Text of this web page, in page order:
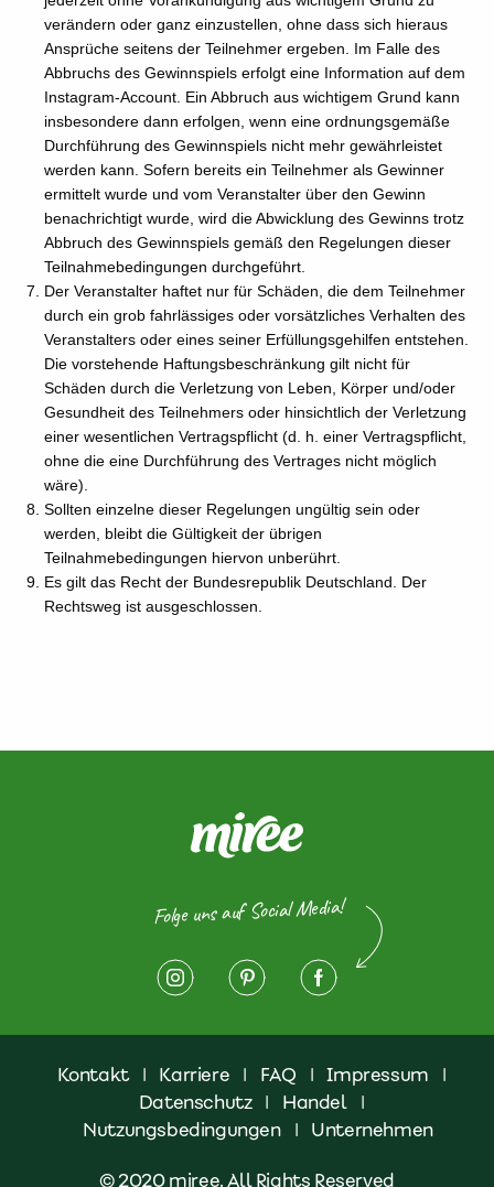
verändern oder ganz einzustellen, ohne dass sich hieraus
Ansprüche seitens der Teilnehmer ergeben. Im Falle des
Abbruchs des Gewinnspiels erfolgt eine Information auf dem
Instagram-Account. Ein Abbruch aus wichtigem Grund kann
insbesondere dann erfolgen, wenn eine ordnungsgemäße
Durchführung des Gewinnspiels nicht mehr gewährleistet
werden kann. Sofern bereits ein Teilnehmer als Gewinner
ermittelt wurde und vom Veranstalter über den Gewinn
benachrichtigt wurde, wird die Abwicklung des Gewinns trotz
Abbruch des Gewinnspiels gemäß den Regelungen dieser
Teilnahmebedingungen durchgeführt.
Der Veranstalter haftet nur für Schäden, die dem Teilnehmer
durch ein grob fahrlässiges oder vorsätzliches Verhalten des
Veranstalters oder eines seiner Erfüllungsgehilfen entstehen.
Die vorstehende Haftungsbeschränkung gilt nicht für
Schäden durch die Verletzung von Leben, Körper und/oder
Gesundheit des Teilnehmers oder hinsichtlich der Verletzung
einer wesentlichen Vertragspflicht (d. h. einer Vertragspflicht,
ohne die eine Durchführung des Vertrages nicht möglich
wäre).
Sollten einzelne dieser Regelungen ungültig sein oder
werden, bleibt die Gültigkeit der übrigen
Teilnahmebedingungen hiervon unberührt.
Es gilt das Recht der Bundesrepublik Deutschland. Der
Rechtsweg ist ausgeschlossen.
Folge uns auf Social Media!
Kontakt | Karriere | FAQ | Impressum
|
Datenschutz | Handel
|
Nutzungsbedingungen
| Unternehmen
© 2020 miree. All Rights Reserved